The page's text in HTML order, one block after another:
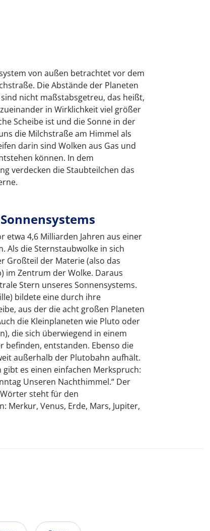
von außen betrachtet vor dem
Die Abstände der Planeten
nicht maßstabsgetreu, das heißt,
in Wirklichkeit viel größer
Scheibe ist und die Sonne in der
die Milchstraße am Himmel als
darin sind Wolken aus Gas und
können. In dem
verdecken die Staubteilchen das
etwa 4,6 Milliarden Jahren aus einer
Als die Sternstaubwolke in sich
Großteil der Materie (also das
im Zentrum der Wolke. Daraus
Stern unseres Sonnensystems.
bildete eine durch ihre
aus der die acht großen Planeten
die Kleinplaneten wie Pluto oder
die sich überwiegend in einem
befinden, entstanden. Ebenso die
außerhalb der Plutobahn aufhält.
es einen einfachen Merkspruch:
Unseren Nachthimmel.“ Der
steht für den
Merkur, Venus, Erde, Mars, Jupiter,